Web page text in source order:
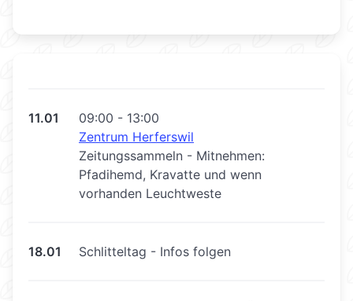
11.01
09:00 - 13:00
Zentrum Herferswil
Zeitungssammeln - Mitnehmen:
Pfadihemd, Kravatte und wenn
vorhanden Leuchtweste
18.01 Schlitteltag - Infos folgen